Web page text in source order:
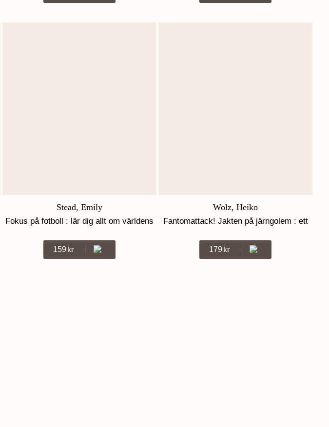
Stead, Emily
Fokus på fotboll : lär dig allt om världens
159Kr
Wolz, Heiko
Fantomattack! Jakten på järngolem : ett
179Kr